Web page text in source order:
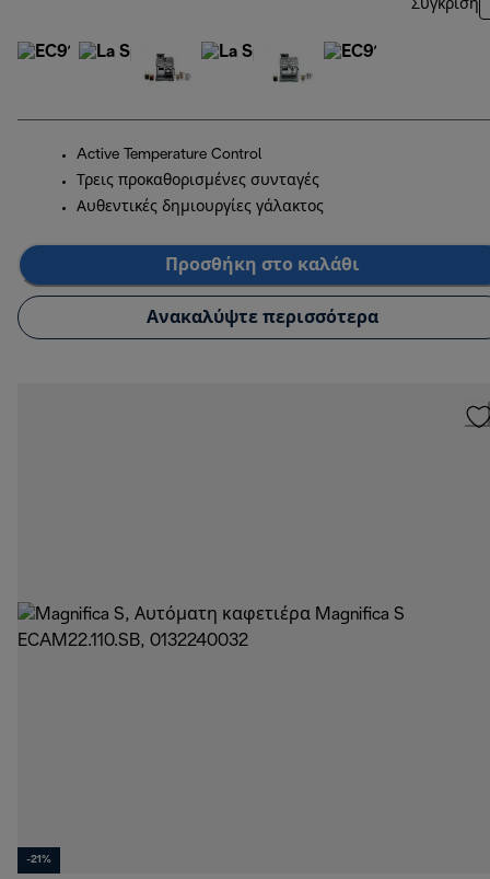
Σύγκριση
Active Temperature Control
Τρεις προκαθορισμένες συνταγές
Αυθεντικές δημιουργίες γάλακτος
Προσθήκη στο καλάθι
Ανακαλύψτε περισσότερα
-21%